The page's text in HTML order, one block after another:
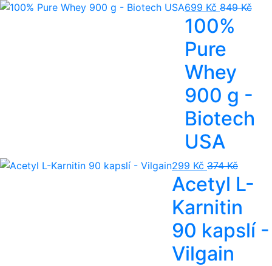
699 Kč 849 Kč
100%
Pure
Whey
900 g -
Biotech
USA
299 Kč 374 Kč
Acetyl L-
Karnitin
90 kapslí -
Vilgain